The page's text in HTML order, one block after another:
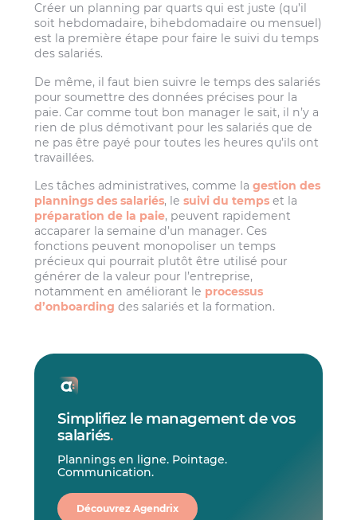
Créer un planning par quarts qui est juste (qu’il
soit hebdomadaire, bihebdomadaire ou mensuel)
est la première étape pour faire le suivi du temps
des salariés.
De même, il faut bien suivre le temps des salariés
pour soumettre des données précises pour la
paie. Car comme tout bon manager le sait, il n’y a
rien de plus démotivant pour les salariés que de
ne pas être payé pour toutes les heures qu’ils ont
travaillées.
Les tâches administratives, comme lagestion des
plannings des salariés, lesuivi du temps et la
préparation de la paie, peuvent rapidement
accaparer la semaine d’un manager. Ces
fonctions peuvent monopoliser un temps
précieux qui pourrait plutôt être utilisé pour
générer de la valeur pour l’entreprise,
notamment en améliorant le processus
d’onboarding des salariés et la formation.
Simplifiez le management de vos
salariés.
Plannings en ligne. Pointage.
Communication.
Découvrez Agendrix